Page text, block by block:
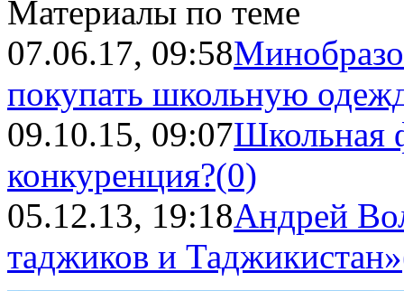
Материалы по теме
07.06.17, 09:58
покупать школьную
09.10.15, 09:07Школьная
конкуренция?(0)
05.12.13, 19:18Андрей
таджиков и Таджикистан»